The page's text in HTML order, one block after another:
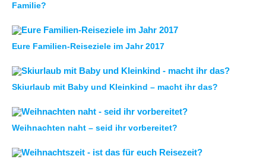
Familie?
Eure Familien-Reiseziele im Jahr 2017
Skiurlaub mit Baby und Kleinkind – macht ihr das?
Weihnachten naht – seid ihr vorbereitet?